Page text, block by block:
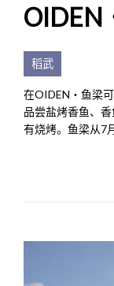
OIDEN
稻武
在OIDEN・鱼梁
品尝盐烤香鱼、
有烧烤。鱼梁从7